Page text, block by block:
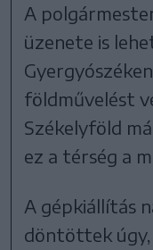
A
üzenete is
földművelést
Székelyföld
ez a térség a
A gépkiállítás
döntöttek